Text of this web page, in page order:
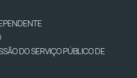
DO SERVIÇO PÚBLICO DE